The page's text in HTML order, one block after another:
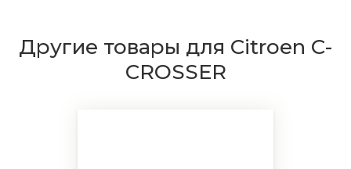
Другие товары для Citroen C-
CROSSER